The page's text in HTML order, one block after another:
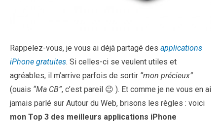
Rappelez-vous, je vous ai déjà partagé des applications
iPhone gratuites. Si celles-ci se veulent utiles et
agréables, il m’arrive parfois de sortir “mon précieux”
(ouais “Ma CB”, c’est pareil 😉 ). Et comme je ne vous en ai
jamais parlé sur Autour du Web, brisons les règles : voici
mon Top 3 des meilleurs applications iPhone